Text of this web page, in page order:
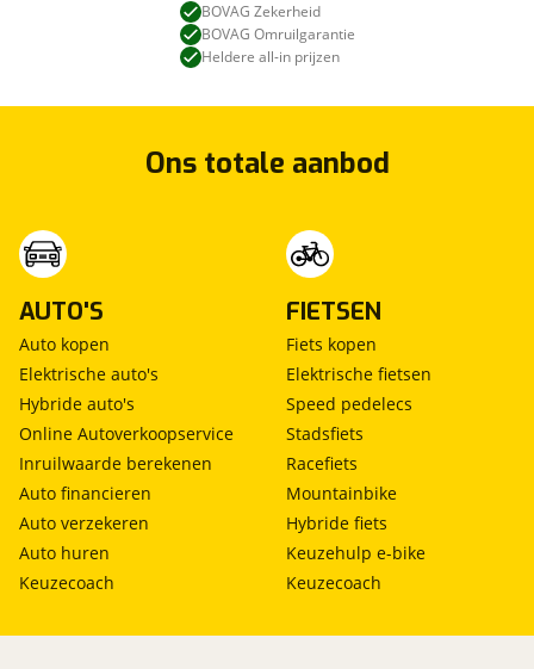
BOVAG Zekerheid
BOVAG Omruilgarantie
Heldere all-in prijzen
Ons totale aanbod
AUTO'S
Auto kopen
Elektrische auto's
Hybride auto's
Online Autoverkoopservice
Inruilwaarde berekenen
Auto financieren
Auto verzekeren
Auto huren
Keuzecoach
FIETSEN
Fiets kopen
Elektrische fietsen
Speed pedelecs
Stadsfiets
Racefiets
Mountainbike
Hybride fiets
Keuzehulp e-bike
Keuzecoach